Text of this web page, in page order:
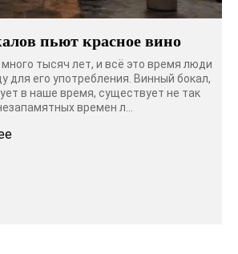
пьют красное вино
тысяч лет, и всё это время люди
для его употребления. Винный бокал,
в наше время, существует не так
времен л...